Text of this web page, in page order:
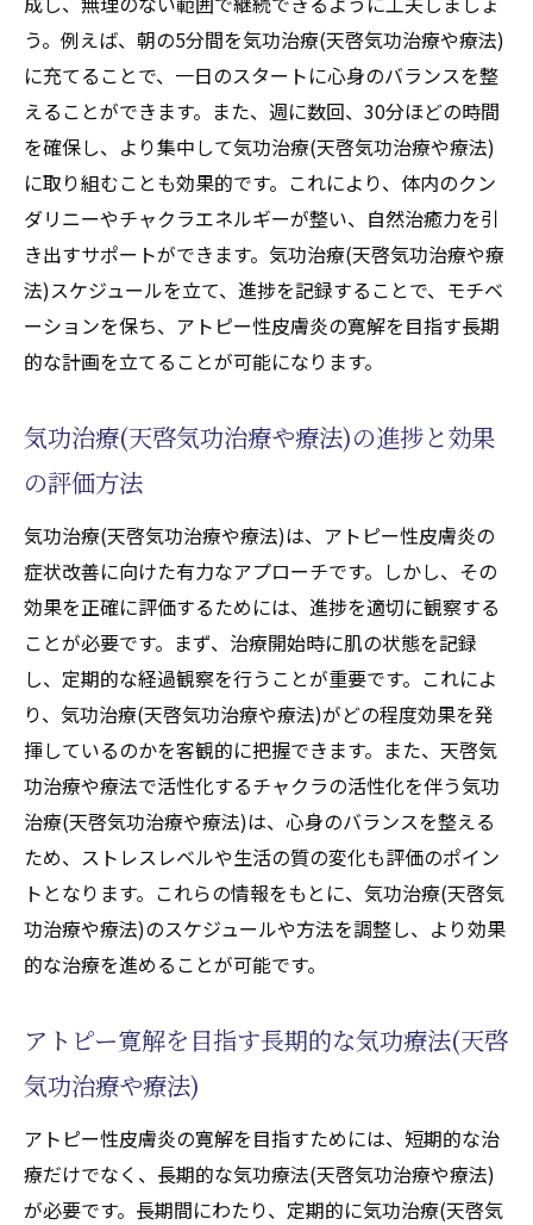
う。例えば、朝の5分間を気功治療(天啓気功治療や療法)
に充てることで、一日のスタートに心身のバランスを整
えることができます。また、週に数回、30分ほどの時間
を確保し、より集中して気功治療(天啓気功治療や療法)
に取り組むことも効果的です。これにより、体内のクン
ダリニーやチャクラエネルギーが整い、自然治癒力を引
き出すサポートができます。気功治療(天啓気功治療や療
法)スケジュールを立て、進捗を記録することで、モチベ
ーションを保ち、アトピー性皮膚炎の寛解を目指す長期
的な計画を立てることが可能になります。
気功治療(天啓気功治療や療法)の進捗と効果
の評価方法
気功治療(天啓気功治療や療法)は、アトピー性皮膚炎の
症状改善に向けた有力なアプローチです。しかし、その
効果を正確に評価するためには、進捗を適切に観察する
ことが必要です。まず、治療開始時に肌の状態を記録
し、定期的な経過観察を行うことが重要です。これによ
り、気功治療(天啓気功治療や療法)がどの程度効果を発
揮しているのかを客観的に把握できます。また、天啓気
功治療や療法で活性化するチャクラの活性化を伴う気功
治療(天啓気功治療や療法)は、心身のバランスを整える
ため、ストレスレベルや生活の質の変化も評価のポイン
トとなります。これらの情報をもとに、気功治療(天啓気
功治療や療法)のスケジュールや方法を調整し、より効果
的な治療を進めることが可能です。
アトピー寛解を目指す長期的な気功療法(天啓
気功治療や療法)
アトピー性皮膚炎の寛解を目指すためには、短期的な治
療だけでなく、長期的な気功療法(天啓気功治療や療法)
が必要です。長期間にわたり、定期的に気功治療(天啓気